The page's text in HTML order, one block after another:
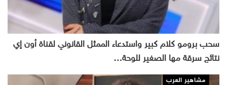
سحب برومو كلام كبير واستدعاء الممثل القانوني لقناة أون إي
نتائج سرقة مها الصغير للوحة…
مشاهير العرب